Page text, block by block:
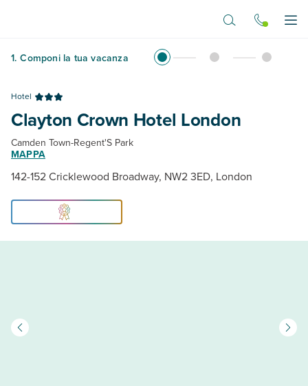
1. Componi la tua vacanza
Hotel
Clayton Crown Hotel London
Camden Town-Regent'S Park
MAPPA
142-152 Cricklewood Broadway, NW2 3ED, London